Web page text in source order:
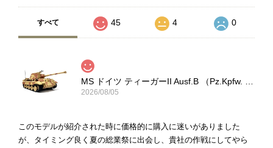
すべて 45 4 0
MS ドイツ ティーガーII Ausf.B （Pz.Kpfw. Tiger II）
2026/08/05
このモデルが紹介された時に価格的に購入に迷いがありました
が、タイミング良く夏の総業祭に出会し、貴社の作戦にしてやら